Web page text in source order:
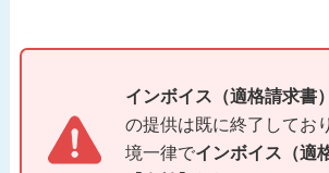
インボイス（適格請求書
の提供は既に終了してお
境一律でインボイス（適